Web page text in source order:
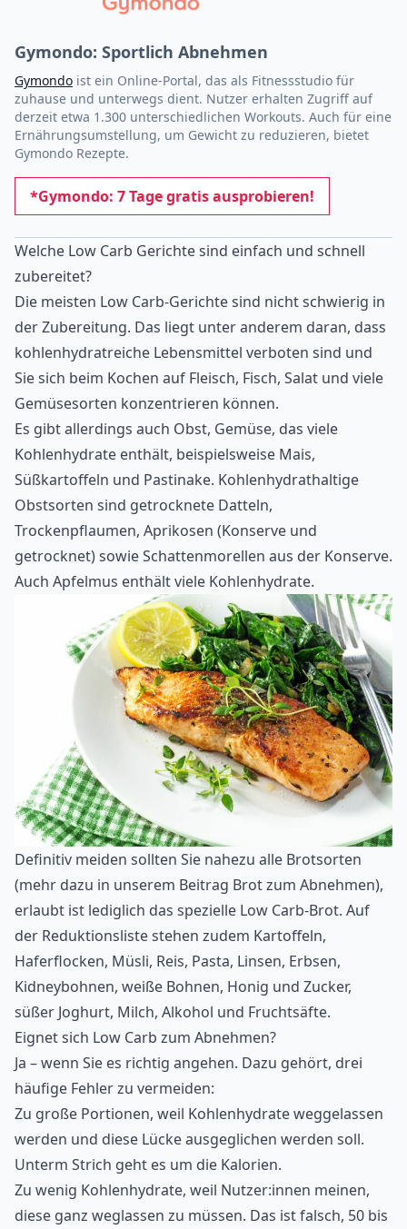
Gymondo: Sportlich Abnehmen
Gymondo ist ein Online-Portal, das als Fitnessstudio für
zuhause und unterwegs dient. Nutzer erhalten Zugriff auf
derzeit etwa 1.300 unterschiedlichen Workouts. Auch für eine
Ernährungsumstellung, um Gewicht zu reduzieren, bietet
Gymondo Rezepte.
*Gymondo: 7 Tage gratis ausprobieren!
Welche Low Carb Gerichte sind einfach und schnell
zubereitet?
Die meisten Low Carb-Gerichte sind nicht schwierig in
der Zubereitung. Das liegt unter anderem daran, dass
kohlenhydratreiche Lebensmittel verboten sind und
Sie sich beim Kochen auf Fleisch, Fisch, Salat und viele
Gemüsesorten konzentrieren können.
Es gibt allerdings auch Obst, Gemüse, das viele
Kohlenhydrate enthält, beispielsweise Mais,
Süßkartoffeln und Pastinake. Kohlenhydrathaltige
Obstsorten sind getrocknete Datteln,
Trockenpflaumen, Aprikosen (Konserve und
getrocknet) sowie Schattenmorellen aus der Konserve.
Auch Apfelmus enthält viele Kohlenhydrate.
Definitiv meiden sollten Sie nahezu alle Brotsorten
(mehr dazu in unserem Beitrag Brot zum Abnehmen),
erlaubt ist lediglich das spezielle Low Carb-Brot. Auf
der Reduktionsliste stehen zudem Kartoffeln,
Haferflocken, Müsli, Reis, Pasta, Linsen, Erbsen,
Kidneybohnen, weiße Bohnen, Honig und Zucker,
süßer Joghurt, Milch, Alkohol und Fruchtsäfte.
Eignet sich Low Carb zum Abnehmen?
Ja – wenn Sie es richtig angehen. Dazu gehört, drei
häufige Fehler zu vermeiden:
Zu große Portionen, weil Kohlenhydrate weggelassen
werden und diese Lücke ausgeglichen werden soll.
Unterm Strich geht es um die Kalorien.
Zu wenig Kohlenhydrate, weil Nutzer:innen meinen,
diese ganz weglassen zu müssen. Das ist falsch, 50 bis